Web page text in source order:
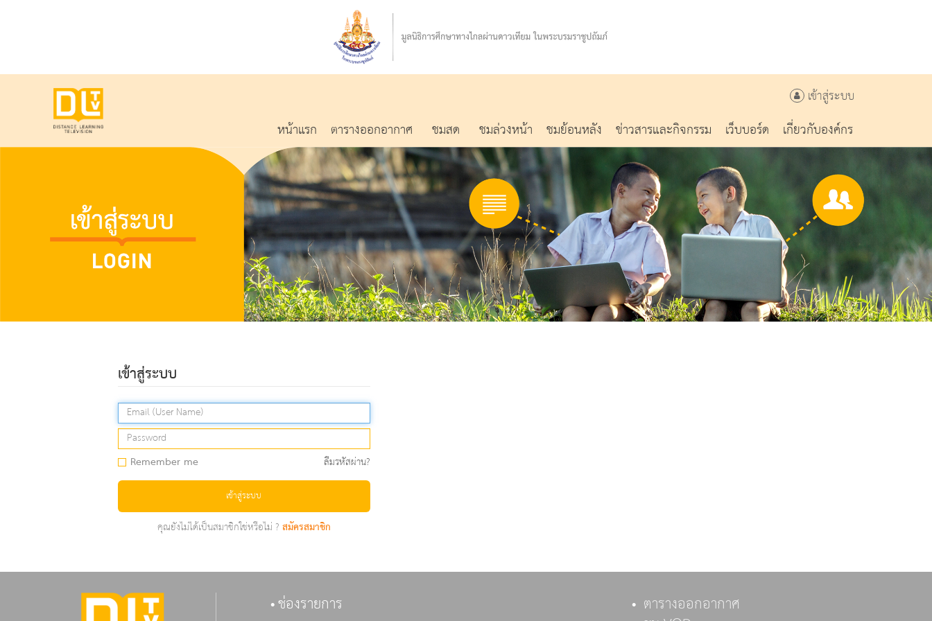
เข้าสู่ระบบ
หน้าแรก ตารางออกอากาศ ชมสด ชมล่วงหน้า ชมย้อนหลัง ข่าวสารและกิจกรรม เว็บบอร์ด เกี่ยวกับองค์กร
เข้าสู่ระบบ
Remember me ลืมรหัสผ่าน?
เข้าสู่ระบบ
คุณยังไม่ได้เป็นสมาชิกใช่หรือไม่ ?สมัครสมาชิก
ช่องรายการ ตารางออกอากาศ